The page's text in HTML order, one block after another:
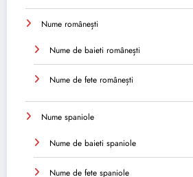
Nume românești
Nume de baieti românești
Nume de fete românești
Nume spaniole
Nume de baieti spaniole
Nume de fete spaniole